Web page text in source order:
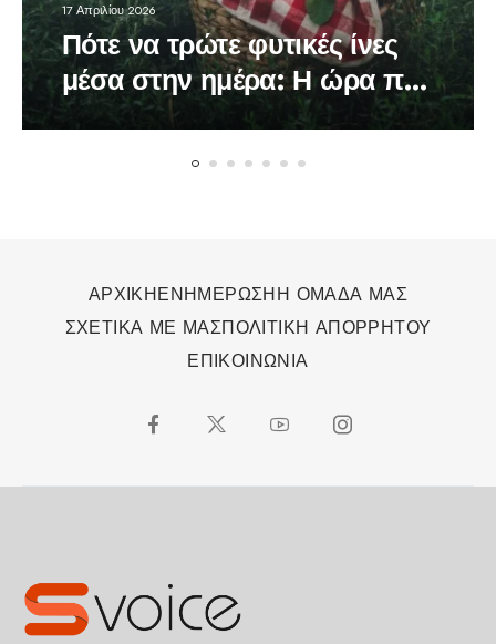
17 Απριλίου 2026
Πότε να τρώτε φυτικές ίνες
μέσα στην ημέρα: Η ώρα που
κάνει τη διαφορά στον
οργανισμό
ΑΡΧΙΚΗΕΝΗΜΕΡΩΣΗΗ ΟΜΑΔΑ ΜΑΣ
ΣΧΕΤΙΚΑ ΜΕ ΜΑΣΠΟΛΙΤΙΚΗ ΑΠΟΡΡΗΤΟΥ
ΕΠΙΚΟΙΝΩΝΙΑ